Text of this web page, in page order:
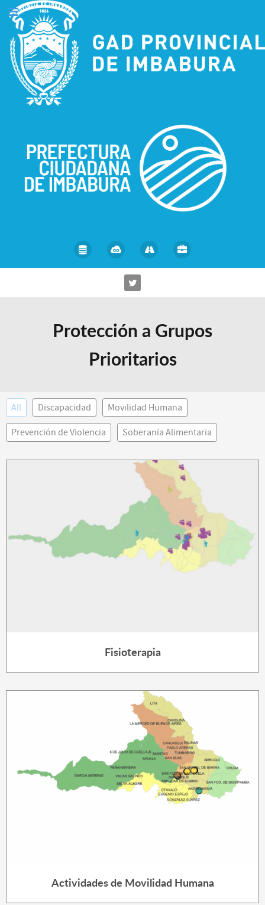
Protección a Grupos
Prioritarios
All Discapacidad Movilidad Humana
Prevención de Violencia Soberanía Alimentaria
Fisioterapia
Actividades de Movilidad Humana